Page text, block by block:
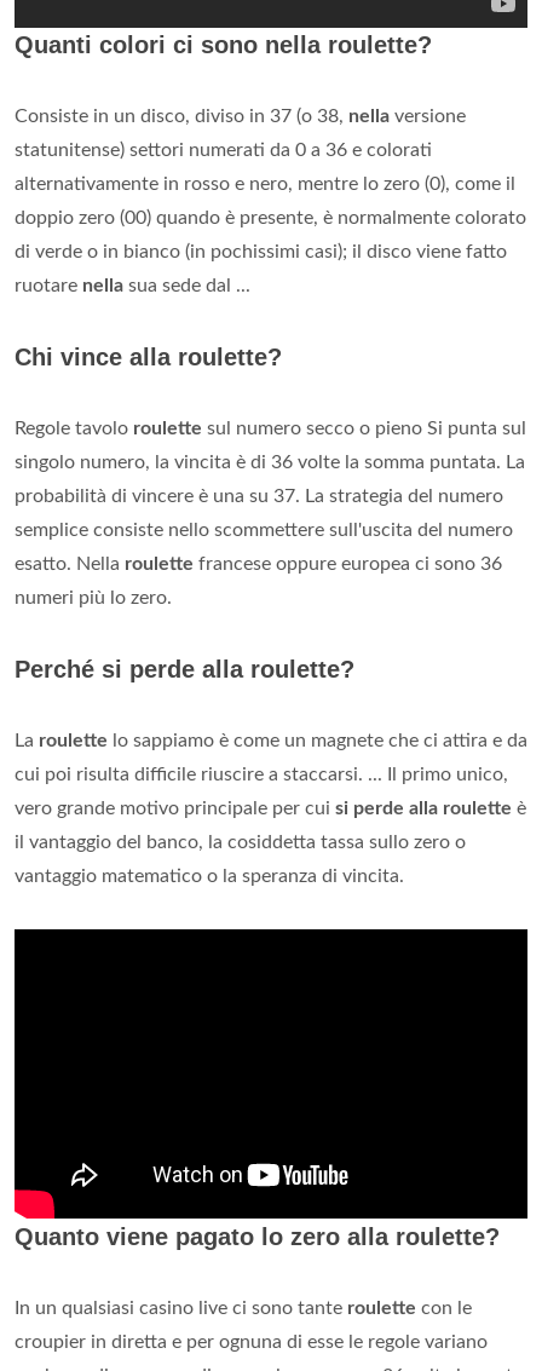
Quanti colori ci sono nella roulette?
Consiste in un disco, diviso in 37 (o 38, nella versione
statunitense) settori numerati da 0 a 36 e colorati
alternativamente in rosso e nero, mentre lo zero (0), come il
doppio zero (00) quando è presente, è normalmente colorato
di verde o in bianco (in pochissimi casi); il disco viene fatto
ruotare nella sua sede dal ...
Chi vince alla roulette?
Regole tavolo roulette sul numero secco o pieno Si punta sul
singolo numero, la vincita è di 36 volte la somma puntata. La
probabilità di vincere è una su 37. La strategia del numero
semplice consiste nello scommettere sull'uscita del numero
esatto. Nella roulette francese oppure europea ci sono 36
numeri più lo zero.
Perché si perde alla roulette?
La roulette lo sappiamo è come un magnete che ci attira e da
cui poi risulta difficile riuscire a staccarsi. ... Il primo unico,
vero grande motivo principale per cui si perde alla roulette è
il vantaggio del banco, la cosiddetta tassa sullo zero o
vantaggio matematico o la speranza di vincita.
Quanto viene pagato lo zero alla roulette?
In un qualsiasi casino live ci sono tante roulette con le
croupier in diretta e per ognuna di esse le regole variano